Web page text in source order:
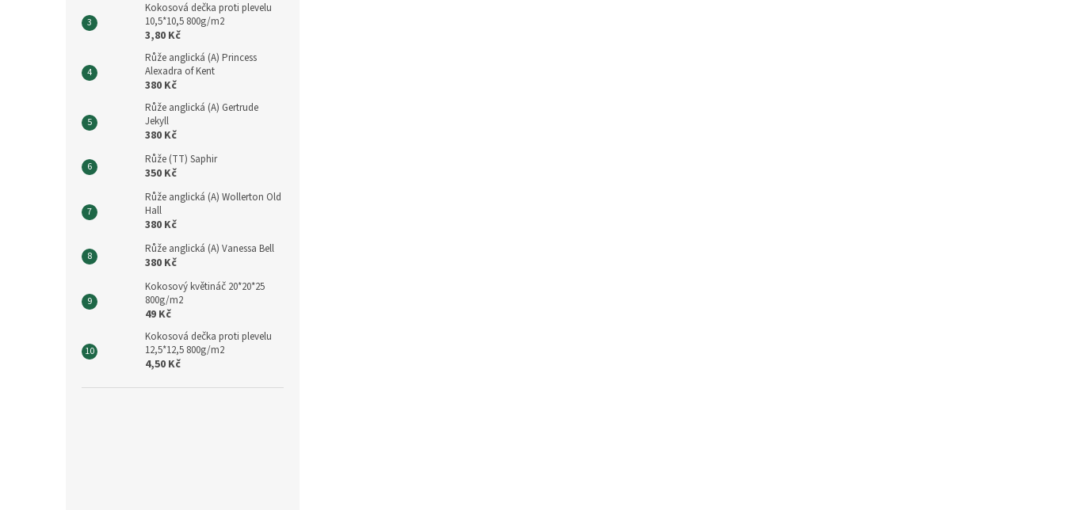
Kokosová dečka proti plevelu
10,5*10,5 800g/m2
3,80 Kč
Růže anglická (A) Princess
Alexadra of Kent
380 Kč
Růže anglická (A) Gertrude
Jekyll
380 Kč
Růže (TT) Saphir
350 Kč
Růže anglická (A) Wollerton Old
Hall
380 Kč
Růže anglická (A) Vanessa Bell
380 Kč
Kokosový květináč 20*20*25
800g/m2
49 Kč
Kokosová dečka proti plevelu
12,5*12,5 800g/m2
4,50 Kč